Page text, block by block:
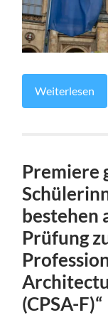
Weiterlesen
Premiere
bestehen
Prüfung
(CPSA-F)“